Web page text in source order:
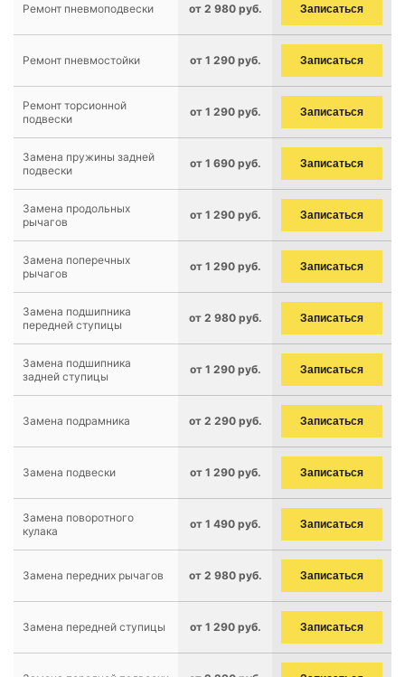
Ремонт пневмоподвески от 2 980 руб. Записаться
Ремонт пневмостойки от 1 290 руб. Записаться
Ремонт торсионной
подвески
от 1 290 руб. Записаться
Замена пружины задней
подвески
от 1 690 руб. Записаться
Замена продольных
рычагов
от 1 290 руб. Записаться
Замена поперечных
рычагов
от 1 290 руб. Записаться
Замена подшипника
передней ступицы
от 2 980 руб. Записаться
Замена подшипника
задней ступицы
от 1 290 руб. Записаться
Замена подрамника от 2 290 руб. Записаться
Замена подвески от 1 290 руб. Записаться
Замена поворотного
кулака
от 1 490 руб. Записаться
Замена передних рычагов от 2 980 руб. Записаться
Замена передней ступицы от 1 290 руб. Записаться